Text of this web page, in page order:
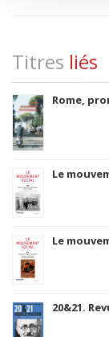
Titres liés
Rome,
Le
Le
20&21.